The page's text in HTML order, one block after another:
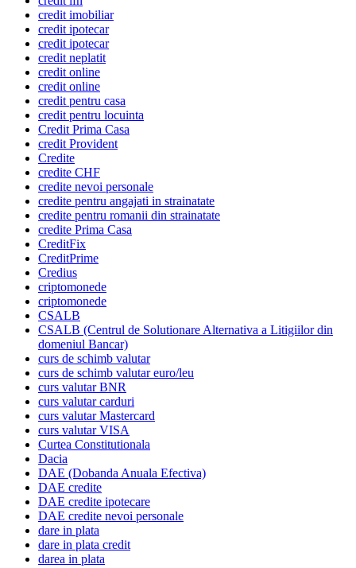
credit imobiliar
credit ipotecar
credit ipotecar
credit neplatit
credit online
credit online
credit pentru casa
credit pentru locuinta
Credit Prima Casa
credit Provident
Credite
credite CHF
credite nevoi personale
credite pentru angajati in strainatate
credite pentru romanii din strainatate
credite Prima Casa
CreditFix
CreditPrime
Credius
criptomonede
criptomonede
CSALB
CSALB (Centrul de Solutionare Alternativa a Litigiilor din
domeniul Bancar)
curs de schimb valutar
curs de schimb valutar euro/leu
curs valutar BNR
curs valutar carduri
curs valutar Mastercard
curs valutar VISA
Curtea Constitutionala
Dacia
DAE (Dobanda Anuala Efectiva)
DAE credite
DAE credite ipotecare
DAE credite nevoi personale
dare in plata
dare in plata credit
darea in plata